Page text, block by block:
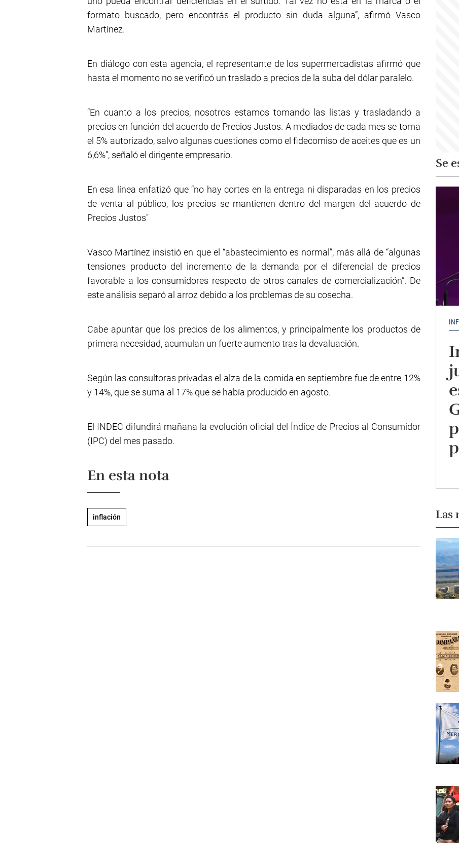
formato buscado, pero encontrás el producto sin duda alguna”, afirmó Vasco
Martínez.
En diálogo con esta agencia, el representante de los supermercadistas afirmó que
hasta el momento no se verificó un traslado a precios de la suba del dólar paralelo.
“En cuanto a los precios, nosotros estamos tomando las listas y trasladando a
precios en función del acuerdo de Precios Justos. A mediados de cada mes se toma
el 5% autorizado, salvo algunas cuestiones como el fidecomiso de aceites que es un
6,6%”, señaló el dirigente empresario.
En esa línea enfatizó que “no hay cortes en la entrega ni disparadas en los precios
de venta al público, los precios se mantienen dentro del margen del acuerdo de
Precios Justos"
Vasco Martínez insistió en que el “abastecimiento es normal”, más allá de “algunas
tensiones producto del incremento de la demanda por el diferencial de precios
favorable a los consumidores respecto de otros canales de comercialización”. De
este análisis separó al arroz debido a los problemas de su cosecha.
Cabe apuntar que los precios de los alimentos, y principalmente los productos de
primera necesidad, acumulan un fuerte aumento tras la devaluación.
Según las consultoras privadas el alza de la comida en septiembre fue de entre 12%
y 14%, que se suma al 17% que se había producido en agosto.
El INDEC difundirá mañana la evolución oficial del Índice de Precios al Consumidor
(IPC) del mes pasado.
En esta nota
inflación
Se
Las